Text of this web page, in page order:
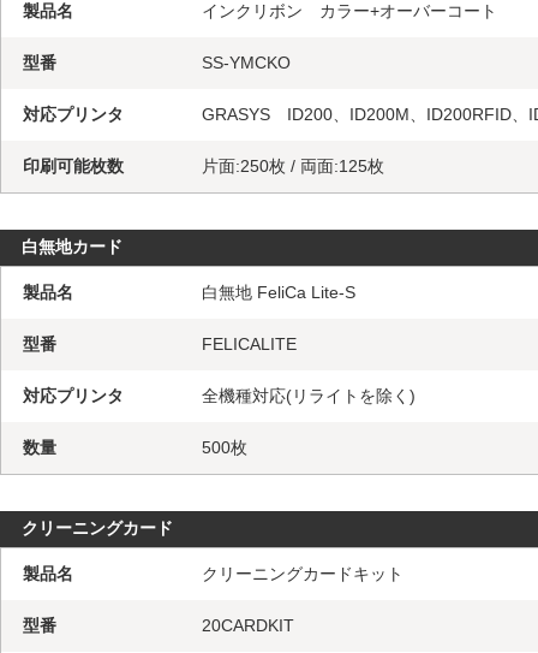
製品名 インクリボン カラー+オーバーコート
型番 SS-YMCKO
対応プリンタ GRASYS ID200、ID200M、ID200RFID、
印刷可能枚数 片面:250枚 / 両面:125枚
白無地カード
製品名 白無地 FeliCa Lite-S
型番 FELICALITE
対応プリンタ 全機種対応(リライトを除く)
数量 500枚
クリーニングカード
製品名 クリーニングカードキット
型番 20CARDKIT